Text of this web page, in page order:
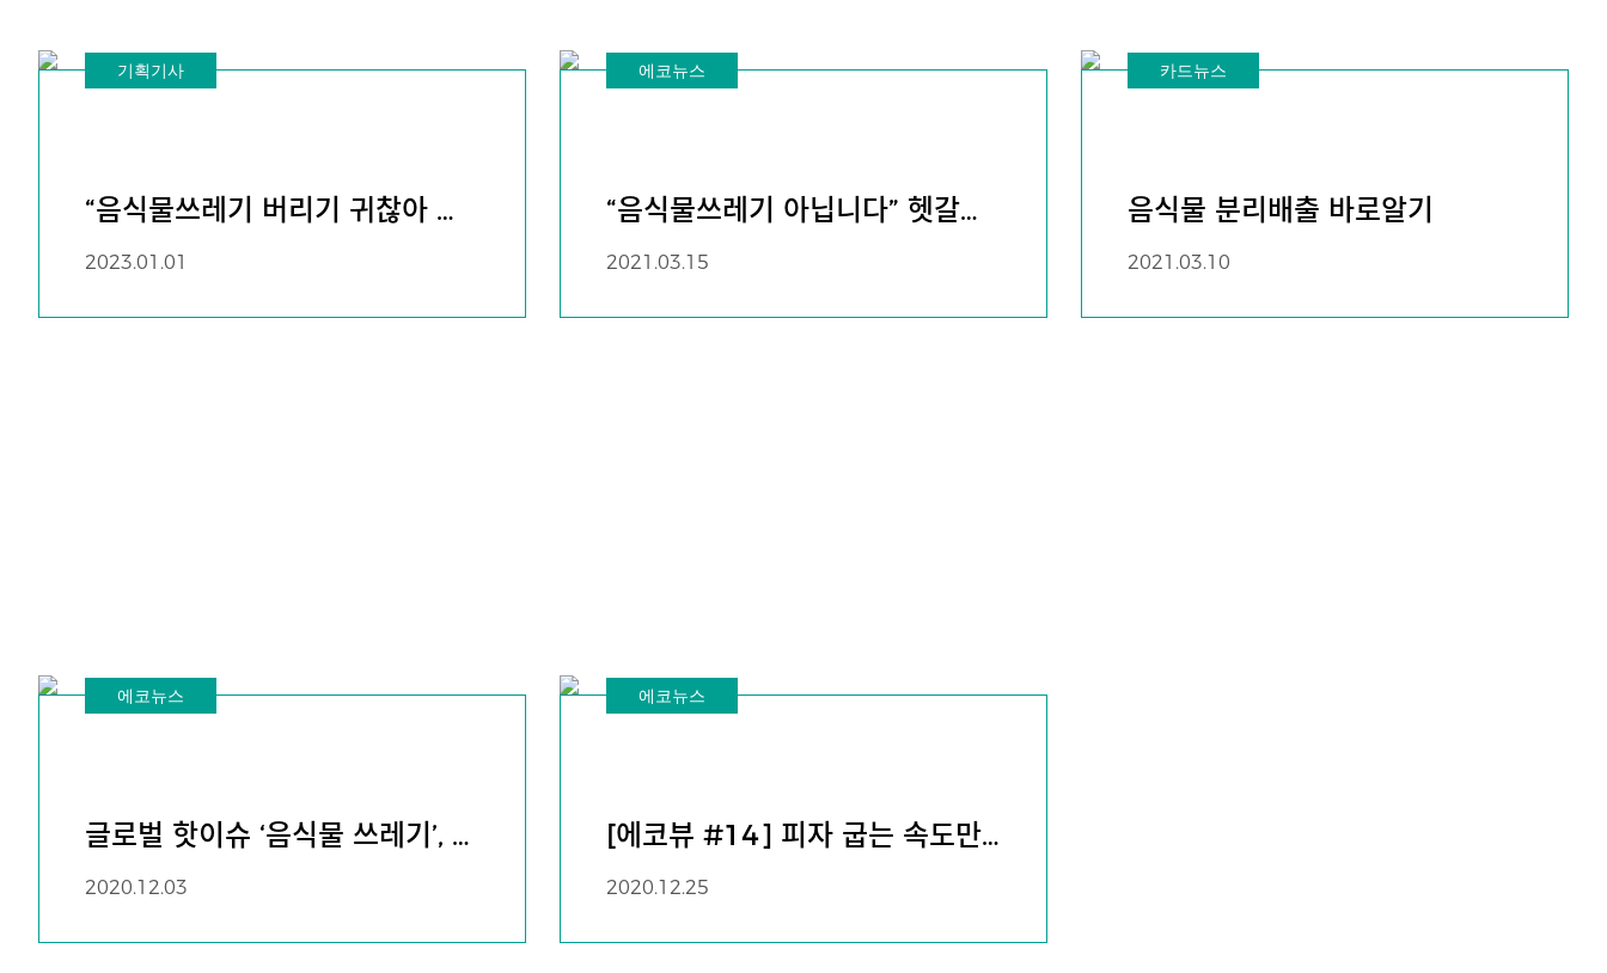
기획기사
“음식물쓰레기 버리기 귀찮아 샀
는데” 80만원짜리 ‘장식품’ 처리
2023.01.01
에코뉴스
“음식물쓰레기 아닙니다” 헷갈리
기 쉬운 음식들
2021.03.15
카드뉴스
음식물 분리배출 바로알기
2021.03.10
에코뉴스
글로벌 핫이슈 ‘음식물 쓰레기’, 일
상에서 줄이는 법
2020.12.03
에코뉴스
[에코뷰 #14] 피자 굽는 속도만
큼 착한 의사결정도 빠릅니다
2020.12.25